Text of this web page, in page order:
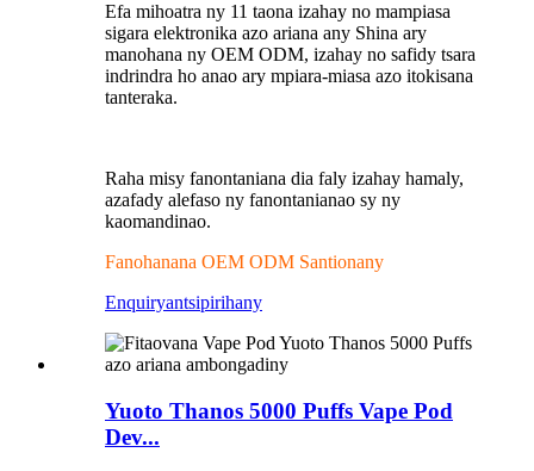
Efa mihoatra ny 11 taona izahay no mampiasa
sigara elektronika azo ariana any Shina ary
manohana ny OEM ODM, izahay no safidy tsara
indrindra ho anao ary mpiara-miasa azo itokisana
tanteraka.
Raha misy fanontaniana dia faly izahay hamaly,
azafady alefaso ny fanontanianao sy ny
kaomandinao.
Fanohanana OEM ODM Santionany
Enquiryantsipirihany
Yuoto Thanos 5000 Puffs Vape Pod
Dev...